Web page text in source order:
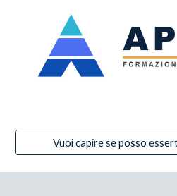
Vuoi capire se posso